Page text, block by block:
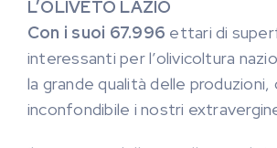
L’OLIVETO LAZIO
Con i suoi 67.996 ettari di
interessanti per l’olivicoltura
la grande qualità delle
inconfondibile i nostri